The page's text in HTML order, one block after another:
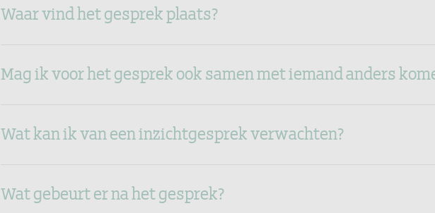
Waar vind het gesprek plaats?
Mag ik voor het gesprek ook samen met iemand anders
Wat kan ik van een inzichtgesprek verwachten?
Wat gebeurt er na het gesprek?